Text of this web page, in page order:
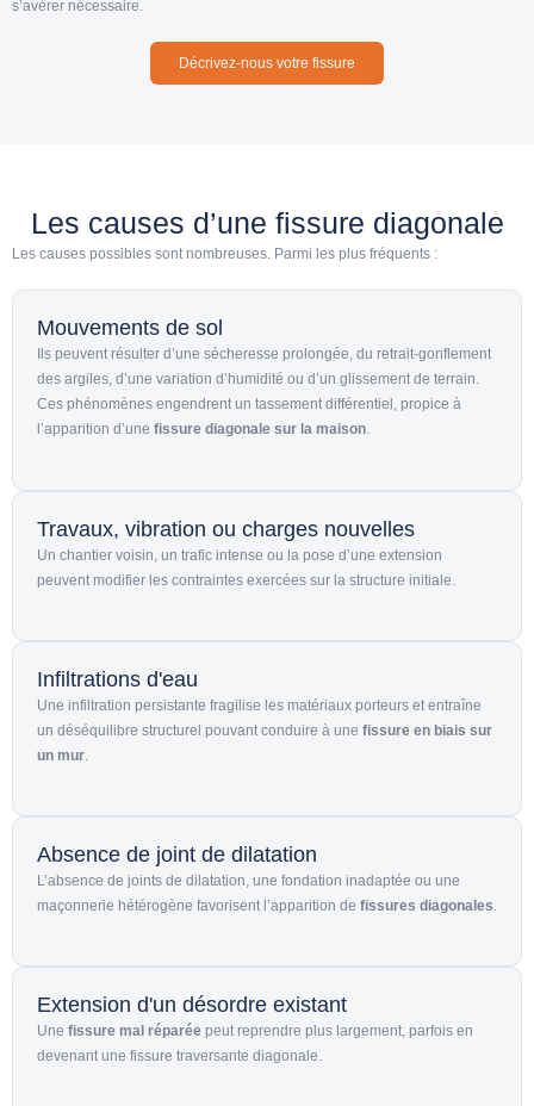
s’avérer nécessaire.
Décrivez-nous votre fissure
Les causes d’une fissure diagonale
Les causes possibles sont nombreuses. Parmi les plus fréquents :
Mouvements de sol
Ils peuvent résulter d’une sécheresse prolongée, du retrait-gonflement
des argiles, d’une variation d’humidité ou d’un glissement de terrain.
Ces phénomènes engendrent un tassement différentiel, propice à
l’apparition d’une fissure diagonale sur la maison.
Travaux, vibration ou charges nouvelles
Un chantier voisin, un trafic intense ou la pose d’une extension
peuvent modifier les contraintes exercées sur la structure initiale.
Infiltrations d'eau
Une infiltration persistante fragilise les matériaux porteurs et entraîne
un déséquilibre structurel pouvant conduire à une fissure en biais sur
un mur.
Absence de joint de dilatation
L’absence de joints de dilatation, une fondation inadaptée ou une
maçonnerie hétérogène favorisent l’apparition de fissures diagonales.
Extension d'un désordre existant
Une fissure mal réparée peut reprendre plus largement, parfois en
devenant une fissure traversante diagonale.